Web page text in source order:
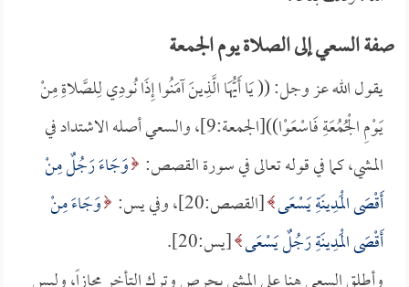
صفة السعي إلى الصلاة يوم الجمعة
يقول الله عز وجل: (( يَا أَيُّهَا الَّذِينَ آمَنُوا إِذَا نُودِي لِلصَّلاةِ مِنْ
يَوْمِ الْجُمُعَةِ فَاسْعَوْا))[الجمعة:9]، والسعي أصله الاشتداد في
المشي، كما في قوله تعالى في سورة القصص: وَجَاءَ رَجُلٌ مِنْ
أَقْصَى الْمَدِينَةِ يَسْعَى [القصص:20]، وفي يس:
وَجَاءَ مِنْ
أَقْصَى الْمَدِينَةِ رَجُلٌ يَسْعَى [يس:20].